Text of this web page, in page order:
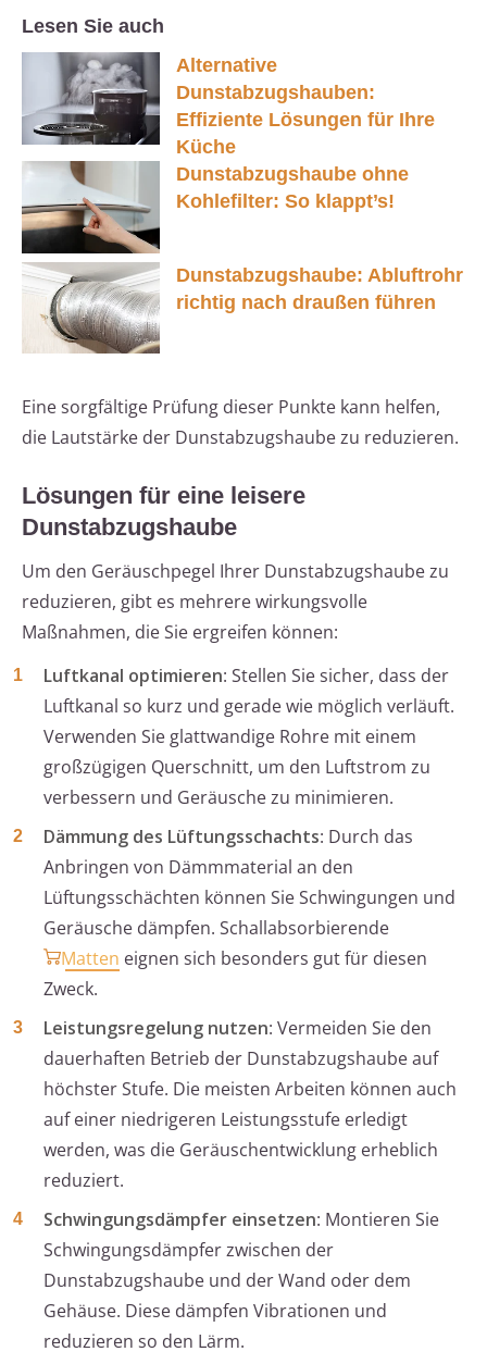
Lesen Sie auch
Alternative
Dunstabzugshauben:
Effiziente Lösungen für Ihre
Küche
Dunstabzugshaube ohne
Kohlefilter: So klappt’s!
Dunstabzugshaube: Abluftrohr
richtig nach draußen führen
Eine sorgfältige Prüfung dieser Punkte kann helfen,
die Lautstärke der Dunstabzugshaube zu reduzieren.
Lösungen für eine leisere
Dunstabzugshaube
Um den Geräuschpegel Ihrer Dunstabzugshaube zu
reduzieren, gibt es mehrere wirkungsvolle
Maßnahmen, die Sie ergreifen können:
Luftkanal optimieren: Stellen Sie sicher, dass der
Luftkanal so kurz und gerade wie möglich verläuft.
Verwenden Sie glattwandige Rohre mit einem
großzügigen Querschnitt, um den Luftstrom zu
verbessern und Geräusche zu minimieren.
Dämmung des Lüftungsschachts: Durch das
Anbringen von Dämmmaterial an den
Lüftungsschächten können Sie Schwingungen und
Geräusche dämpfen. Schallabsorbierende
Matten eignen sich besonders gut für diesen
Zweck.
Leistungsregelung nutzen: Vermeiden Sie den
dauerhaften Betrieb der Dunstabzugshaube auf
höchster Stufe. Die meisten Arbeiten können auch
auf einer niedrigeren Leistungsstufe erledigt
werden, was die Geräuschentwicklung erheblich
reduziert.
Schwingungsdämpfer einsetzen: Montieren Sie
Schwingungsdämpfer zwischen der
Dunstabzugshaube und der Wand oder dem
Gehäuse. Diese dämpfen Vibrationen und
reduzieren so den Lärm.